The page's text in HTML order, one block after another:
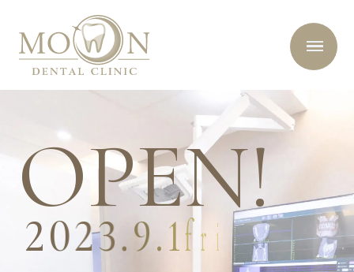
OPEN!
2023.9.1fri